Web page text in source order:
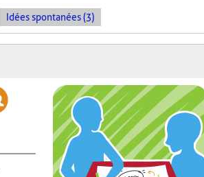
Idées spontanées (3)